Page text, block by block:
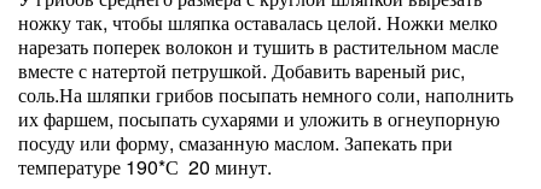
ножку так, чтобы шляпка оставалась целой. Ножки мелко
нарезать поперек волокон и тушить в растительном масле
вместе с натертой петрушкой. Добавить вареный рис,
соль.На шляпки грибов посыпать немного соли, наполнить
их фаршем, посыпать сухарями и уложить в огнеупорную
посуду или форму, смазанную маслом. Запекать при
температуре 190*С 20 минут.